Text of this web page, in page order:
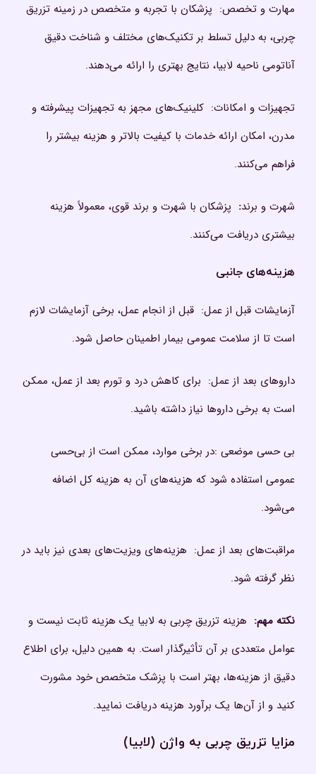
مهارت و تخصص: پزشکان با تجربه و متخصص در زمینه تزریق
چربی، به دلیل تسلط بر تکنیک‌های مختلف و شناخت دقیق
آناتومی ناحیه لابیا، نتایج بهتری را ارائه می‌دهند.
تجهیزات و امکانات: کلینیک‌های مجهز به تجهیزات پیشرفته و
مدرن، امکان ارائه خدمات با کیفیت بالاتر و هزینه بیشتر را
فراهم می‌کنند.
شهرت و برند: پزشکان با شهرت و برند قوی، معمولاً هزینه
بیشتری دریافت می‌کنند.
هزینه‌های جانبی
آزمایشات قبل از عمل: قبل از انجام عمل، برخی آزمایشات لازم
است تا از سلامت عمومی بیمار اطمینان حاصل شود.
داروهای بعد از عمل: برای کاهش درد و تورم بعد از عمل، ممکن
است به برخی داروها نیاز داشته باشید.
بی حسی موضعی :در برخی موارد، ممکن است از بی‌حسی
عمومی استفاده شود که هزینه‌های آن به هزینه کل اضافه
می‌شود.
مراقبت‌های بعد از عمل: هزینه‌های ویزیت‌های بعدی نیز باید در
نظر گرفته شود.
نکته مهم: هزینه تزریق چربی به لابیا یک هزینه ثابت نیست و
عوامل متعددی بر آن تأثیرگذار است. به همین دلیل، برای اطلاع
دقیق از هزینه‌ها، بهتر است با پزشک متخصص خود مشورت
کنید و از آن‌ها یک برآورد هزینه دریافت نمایید.
مزایا تزریق چربی به واژن (لابیا)